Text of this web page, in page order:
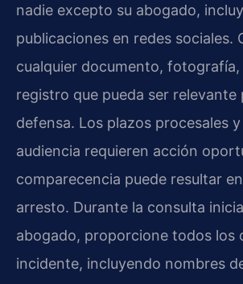
nadie excepto su abogado,
publicaciones en redes sociales.
cualquier documento, fotografía,
registro que pueda ser relevante
defensa. Los plazos procesales
audiencia requieren acción
comparecencia puede resultar
arresto. Durante la consulta
abogado, proporcione todos los
incidente, incluyendo nombres